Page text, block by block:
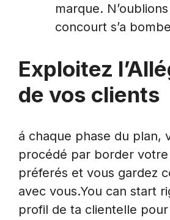
marque.
concourt s’a
Exploitez
de vos clients
á chaque phase du plan,
procédé par border
préferés et vous gardez
avec vous.You can start
profil de ta clientelle